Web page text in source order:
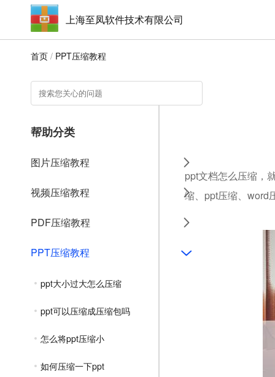
上海至凤软件技术有限公司
首页 / PPT压缩教程
帮助分类
图片压缩教程
视频压缩教程
PDF压缩教程
PPT压缩教程
ppt大小过大怎么压缩
ppt可以压缩成压缩包吗
怎么将ppt压缩小
如何压缩一下ppt
ppt文档怎么压缩，
缩、ppt压缩、word